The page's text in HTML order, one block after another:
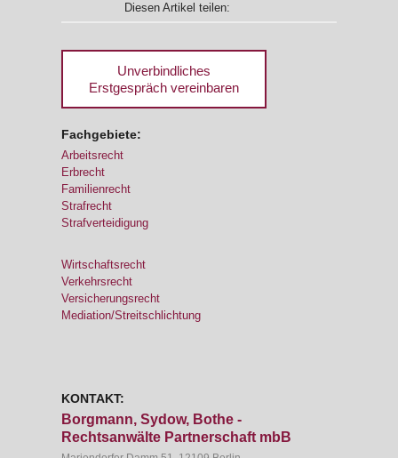
Diesen Artikel teilen:
Unverbindliches
Erstgespräch vereinbaren
Fachgebiete:
Arbeitsrecht
Erbrecht
Familienrecht
Strafrecht
Strafverteidigung
Wirtschaftsrecht
Verkehrsrecht
Versicherungsrecht
Mediation/Streitschlichtung
KONTAKT:
Borgmann, Sydow, Bothe -
Rechtsanwälte Partnerschaft mbB